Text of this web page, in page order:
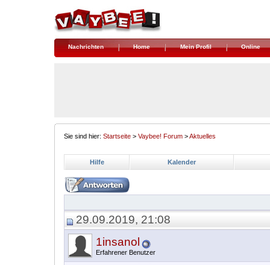
Nachrichten Home Mein Profil Online
Sie sind hier: Startseite > Vaybee! Forum >Aktuelles
Hilfe Kalender
29.09.2019, 21:08
1insanol
Erfahrener Benutzer